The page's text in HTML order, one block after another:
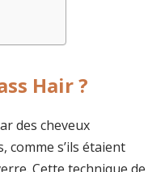
Hair ?
des cheveux
s’ils étaient